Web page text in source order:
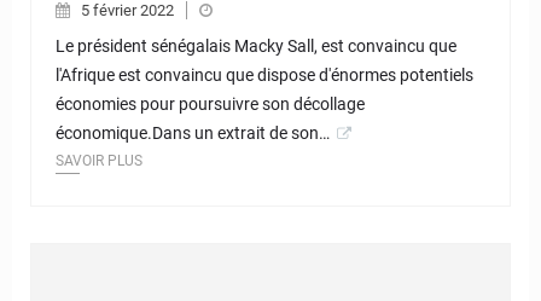
5 février 2022
Le président sénégalais Macky Sall, est convaincu que
l'Afrique est convaincu que dispose d'énormes potentiels
économies pour poursuivre son décollage
économique.Dans un extrait de son…
SAVOIR PLUS